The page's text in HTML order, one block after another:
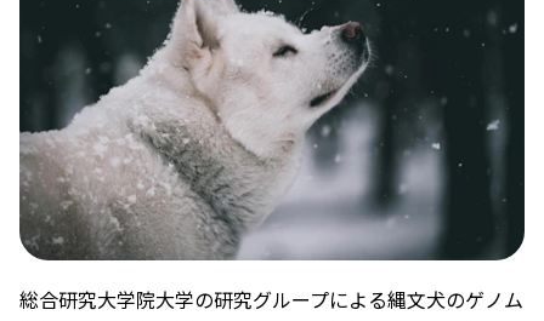
総合研究大学院大学の研究グループによる縄文犬のゲノム